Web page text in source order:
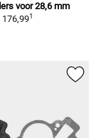
voor 28,6 mm
176,991